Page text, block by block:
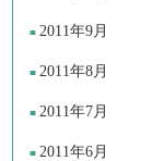
2011年9月
2011年8月
2011年7月
2011年6月